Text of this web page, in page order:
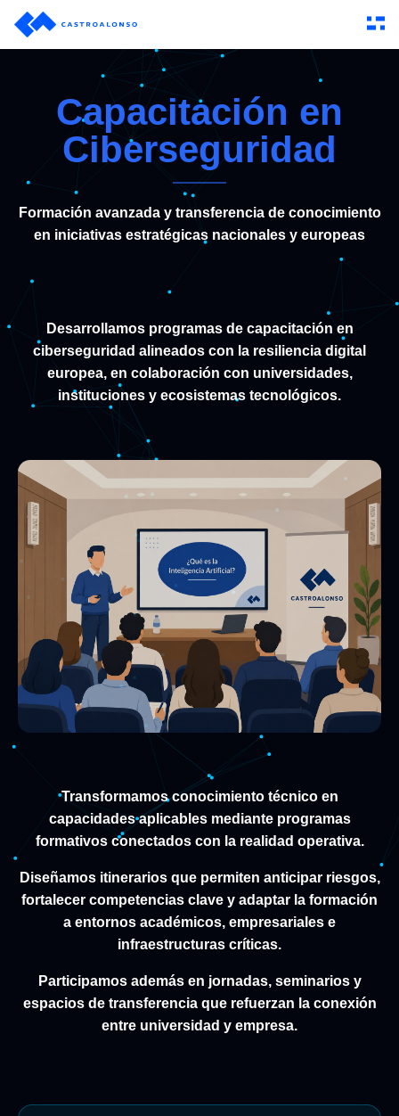
Capacitación en
Ciberseguridad
Formación avanzada y transferencia de conocimiento
en iniciativas estratégicas nacionales y europeas
Desarrollamos programas de capacitación en
ciberseguridad alineados con la resiliencia digital
europea, en colaboración con universidades,
instituciones y ecosistemas tecnológicos.
Transformamos conocimiento técnico en
capacidades aplicables mediante programas
formativos conectados con la realidad operativa.
Diseñamos itinerarios que permiten anticipar riesgos,
fortalecer competencias clave y adaptar la formación
a entornos académicos, empresariales e
infraestructuras críticas.
Participamos además en jornadas, seminarios y
espacios de transferencia que refuerzan la conexión
entre universidad y empresa.